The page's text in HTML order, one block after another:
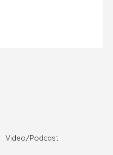
Video/Podcast